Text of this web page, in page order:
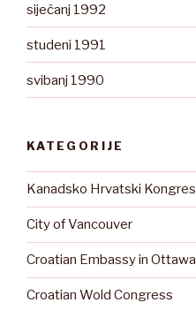
siječanj 1992
studeni 1991
svibanj 1990
KATEGORIJE
Kanadsko Hrvatski Kongres
City of Vancouver
Croatian Embassy in Ottawa
Croatian Wold Congress